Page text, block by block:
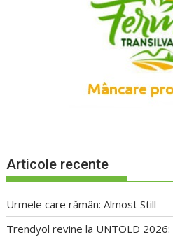
Articole recente
Urmele care rămân: Almost Still
Trendyol revine la UNTOLD 2026: